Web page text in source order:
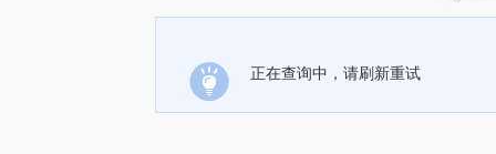
正在查询中，请刷新重试